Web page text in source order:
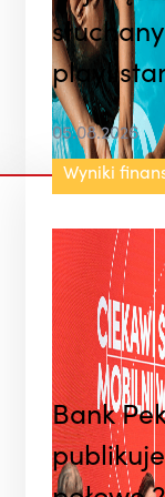
Banku
Spotify
05.08.2026
Wyniki
Bank